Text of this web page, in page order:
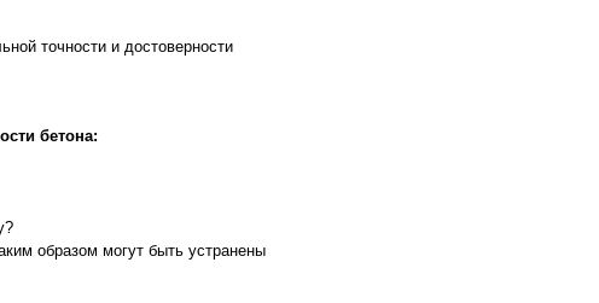
точности и достоверности
бетона:
образом могут быть устранены